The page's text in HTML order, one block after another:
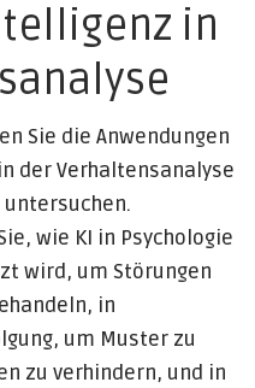
in
Sie die Anwendungen
der Verhaltensanalyse
wie KI in Psychologie
wird, um Störungen
in
um Muster zu
zu verhindern, und in